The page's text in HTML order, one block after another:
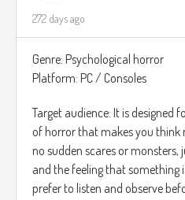
272 days ago
Genre: Psychological horror
Platform: PC / Consoles
Target audience: It is designed
of horror that makes you think
no sudden scares or monsters,
and the feeling that something
prefer to listen and observe